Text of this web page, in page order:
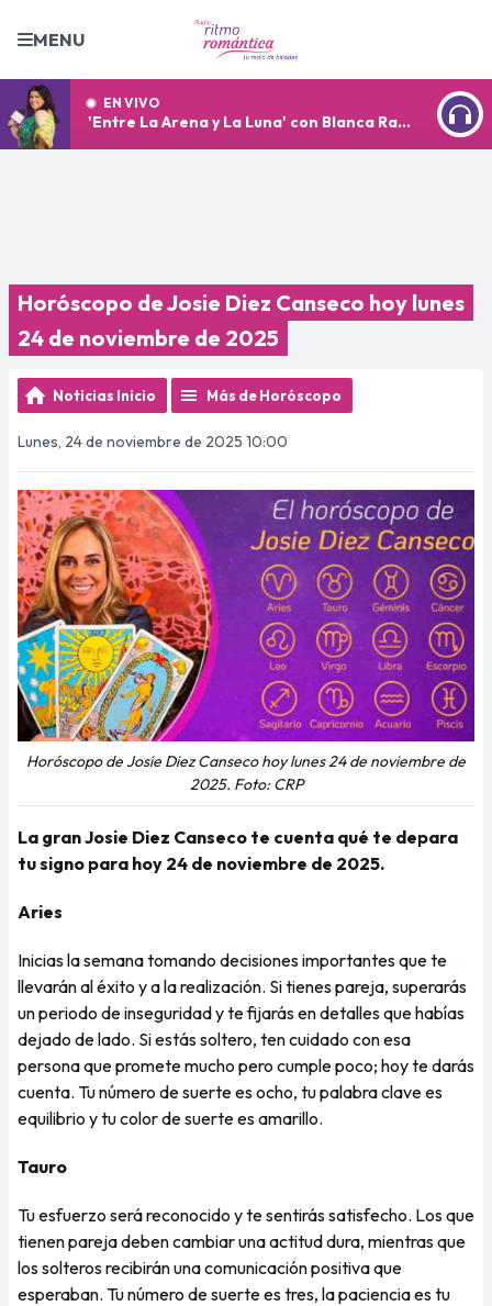
MENU
EN VIVO
'Entre La Arena y La Luna' con Blanca Ramírez
Horóscopo de Josie Diez Canseco hoy lunes
24 de noviembre de 2025
Noticias Inicio Más de Horóscopo
Lunes, 24 de noviembre de 2025 10:00
Horóscopo de Josie Diez Canseco hoy lunes 24 de noviembre de
2025. Foto: CRP
La gran Josie Diez Canseco te cuenta qué te depara
tu signo para hoy 24 de noviembre de 2025.
Aries
Inicias la semana tomando decisiones importantes que te
llevarán al éxito y a la realización. Si tienes pareja, superarás
un periodo de inseguridad y te fijarás en detalles que habías
dejado de lado. Si estás soltero, ten cuidado con esa
persona que promete mucho pero cumple poco; hoy te darás
cuenta. Tu número de suerte es ocho, tu palabra clave es
equilibrio y tu color de suerte es amarillo.
Tauro
Tu esfuerzo será reconocido y te sentirás satisfecho. Los que
tienen pareja deben cambiar una actitud dura, mientras que
los solteros recibirán una comunicación positiva que
esperaban. Tu número de suerte es tres, la paciencia es tu